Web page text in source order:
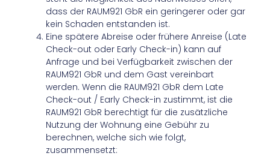
dass der RAUM921 GbR ein geringerer oder gar
kein Schaden entstanden ist.
Eine spätere Abreise oder frühere Anreise (Late
Check-out oder Early Check-in) kann auf
Anfrage und bei Verfügbarkeit zwischen der
RAUM921 GbR und dem Gast vereinbart
werden. Wenn die RAUM921 GbR dem Late
Check-out / Early Check-in zustimmt, ist die
RAUM921 GbR berechtigt für die zusätzliche
Nutzung der Wohnung eine Gebühr zu
berechnen, welche sich wie folgt,
zusammensetzt: